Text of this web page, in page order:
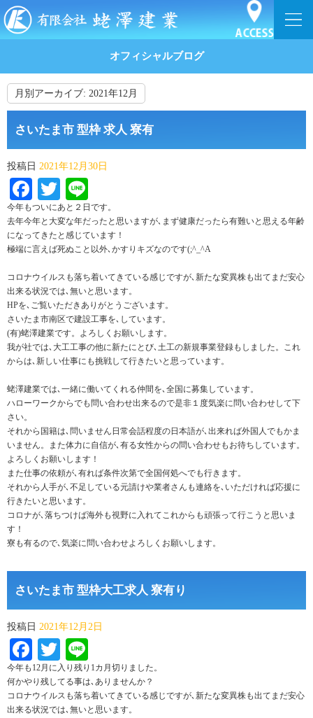
オフィシャルブログ
月別アーカイブ: 2021年12月
さいたま市 型枠 求人 寮有
投稿日 2021年12月30日
Facebook
Twitter
今年もついにあと２日です。
去年今年と大変な年だったと思いますが､まず健康だったら有難いと思える年齢
になってきたと感じています！
極端に言えば死ぬこと以外､かすりキズなのです(;^_^A
コロナウイルスも落ち着いてきている感じですが､新たな変異株も出てまだ安心
出来る状況では､無いと思います。
HPを､ご覧いただきありがとうございます。
さいたま市南区で建設工事を､しています。
(有)蛯澤建業です。よろしくお願いします。
我が社では､大工工事の他に新たにとび､土工の新規事業登録もしました。これ
からは､新しい仕事にも挑戦して行きたいと思っています。
蛯澤建業では､一緒に働いてくれる仲間を､全国に募集しています。
ハローワークからでも問い合わせ出来るので是非１度気楽に問い合わせして下
さい。
それから国籍は､問いません日常会話程度の日本語が､出来れば外国人でもかま
いません。また体力に自信が､有る女性からの問い合わせもお待ちしています。
よろしくお願いします！
また仕事の依頼が､有れば条件次第で全国何処へでも行きます。
それから人手が､不足している元請けや業者さんも連絡を､いただければ応援に
行きたいと思います。
コロナが､落ちつけば海外も視野に入れてこれからも頑張って行こうと思いま
す！
寮も有るので､気楽に問い合わせよろしくお願いします。
さいたま市 型枠大工求人 寮有り
投稿日 2021年12月2日
Facebook
Twitter
今年も12月に入り残り1カ月切りました。
何かやり残してる事は､ありませんか？
コロナウイルスも落ち着いてきている感じですが､新たな変異株も出てまだ安心
出来る状況では､無いと思います。